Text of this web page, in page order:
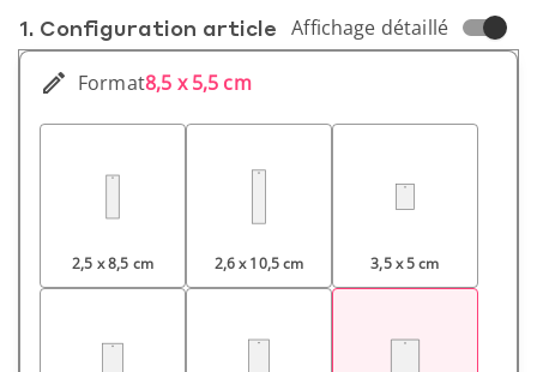
1. Conf­iguration article Affichage détaillé
Format8,5 x 5,5 cm
2,5 x 8,5 cm 2,6 x 10,5 cm 3,5 x 5 cm